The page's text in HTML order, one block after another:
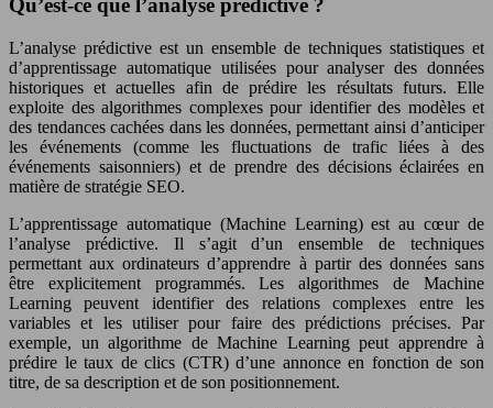
Qu’est-ce que l’analyse prédictive ?
L’analyse prédictive est un ensemble de techniques statistiques et
d’apprentissage automatique utilisées pour analyser des données
historiques et actuelles afin de prédire les résultats futurs. Elle
exploite des algorithmes complexes pour identifier des modèles et
des tendances cachées dans les données, permettant ainsi d’anticiper
les événements (comme les fluctuations de trafic liées à des
événements saisonniers) et de prendre des décisions éclairées en
matière de stratégie SEO.
L’apprentissage automatique (Machine Learning) est au cœur de
l’analyse prédictive. Il s’agit d’un ensemble de techniques
permettant aux ordinateurs d’apprendre à partir des données sans
être explicitement programmés. Les algorithmes de Machine
Learning peuvent identifier des relations complexes entre les
variables et les utiliser pour faire des prédictions précises. Par
exemple, un algorithme de Machine Learning peut apprendre à
prédire le taux de clics (CTR) d’une annonce en fonction de son
titre, de sa description et de son positionnement.